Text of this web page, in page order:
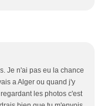
Je n'ai pas eu la chance
a Alger ou quand j'y
les photos c'est